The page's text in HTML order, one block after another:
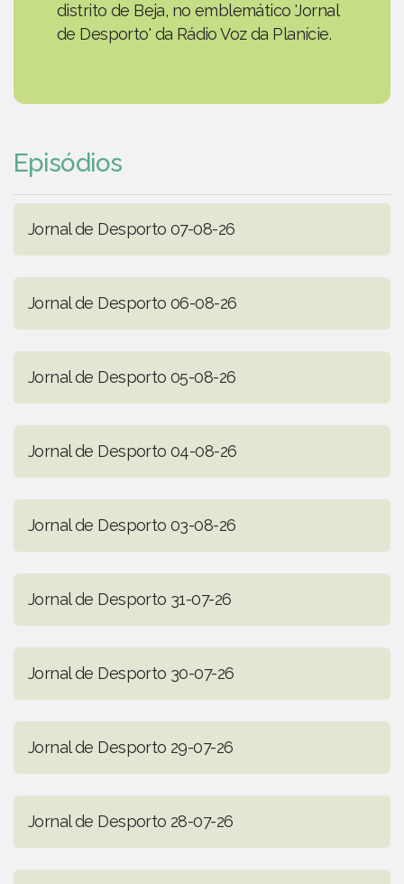
distrito de Beja, no emblemático 'Jornal
de Desporto' da Rádio Voz da Planície.
Episódios
Jornal de Desporto 07-08-26
Jornal de Desporto 06-08-26
Jornal de Desporto 05-08-26
Jornal de Desporto 04-08-26
Jornal de Desporto 03-08-26
Jornal de Desporto 31-07-26
Jornal de Desporto 30-07-26
Jornal de Desporto 29-07-26
Jornal de Desporto 28-07-26